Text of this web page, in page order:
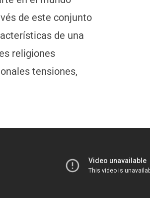
de este conjunto
de una
religiones
tensiones,